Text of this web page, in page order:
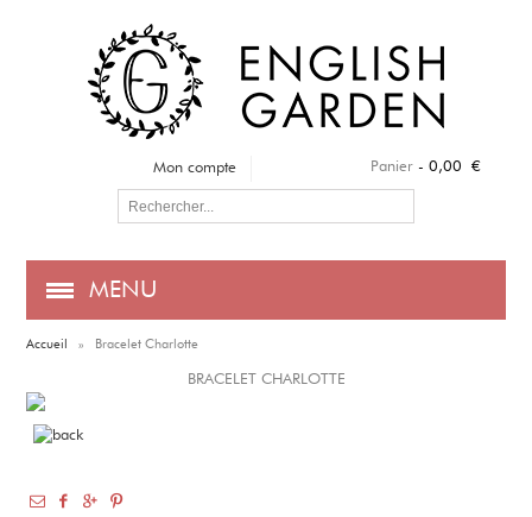
Panier - 0,00 €
Mon compte
MENU
Accueil » Bracelet Charlotte
BRACELET CHARLOTTE